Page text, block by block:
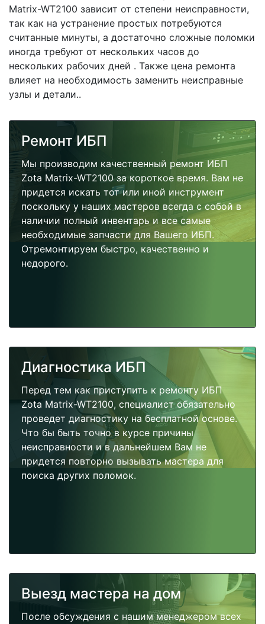
Matrix-WT2100 зависит от степени неисправности,
так как на устранение простых потребуются
считанные минуты, а достаточно сложные поломки
иногда требуют от нескольких часов до
нескольких рабочих дней . Также цена ремонта
влияет на необходимость заменить неисправные
узлы и детали..
Ремонт ИБП
Мы производим качественный ремонт ИБП
Zota Matrix-WT2100 за короткое время. Вам не
придется искать тот или иной инструмент
поскольку у наших мастеров всегда с собой в
наличии полный инвентарь и все самые
необходимые запчасти для Вашего ИБП.
Отремонтируем быстро, качественно и
недорого.
Диагностика ИБП
Перед тем как приступить к ремонту ИБП
Zota Matrix-WT2100, специалист обязательно
проведет диагностику на бесплатной основе.
Что бы быть точно в курсе причины
неисправности и в дальнейшем Вам не
придется повторно вызывать мастера для
поиска других поломок.
Выезд мастера на дом
После обсуждения с нашим менеджером всех